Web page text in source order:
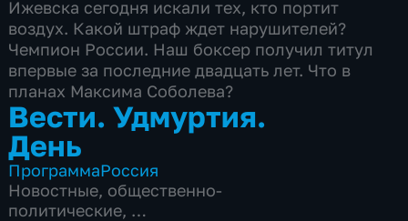
Ижевска сегодня искали тех, кто портит
воздух. Какой штраф ждет нарушителей?
Чемпион России. Наш боксер получил титул
впервые за последние двадцать лет. Что в
планах Максима Соболева?
Вести. Удмуртия.
День
ПрограммаРоссия
Новостные, общественно-
политические,